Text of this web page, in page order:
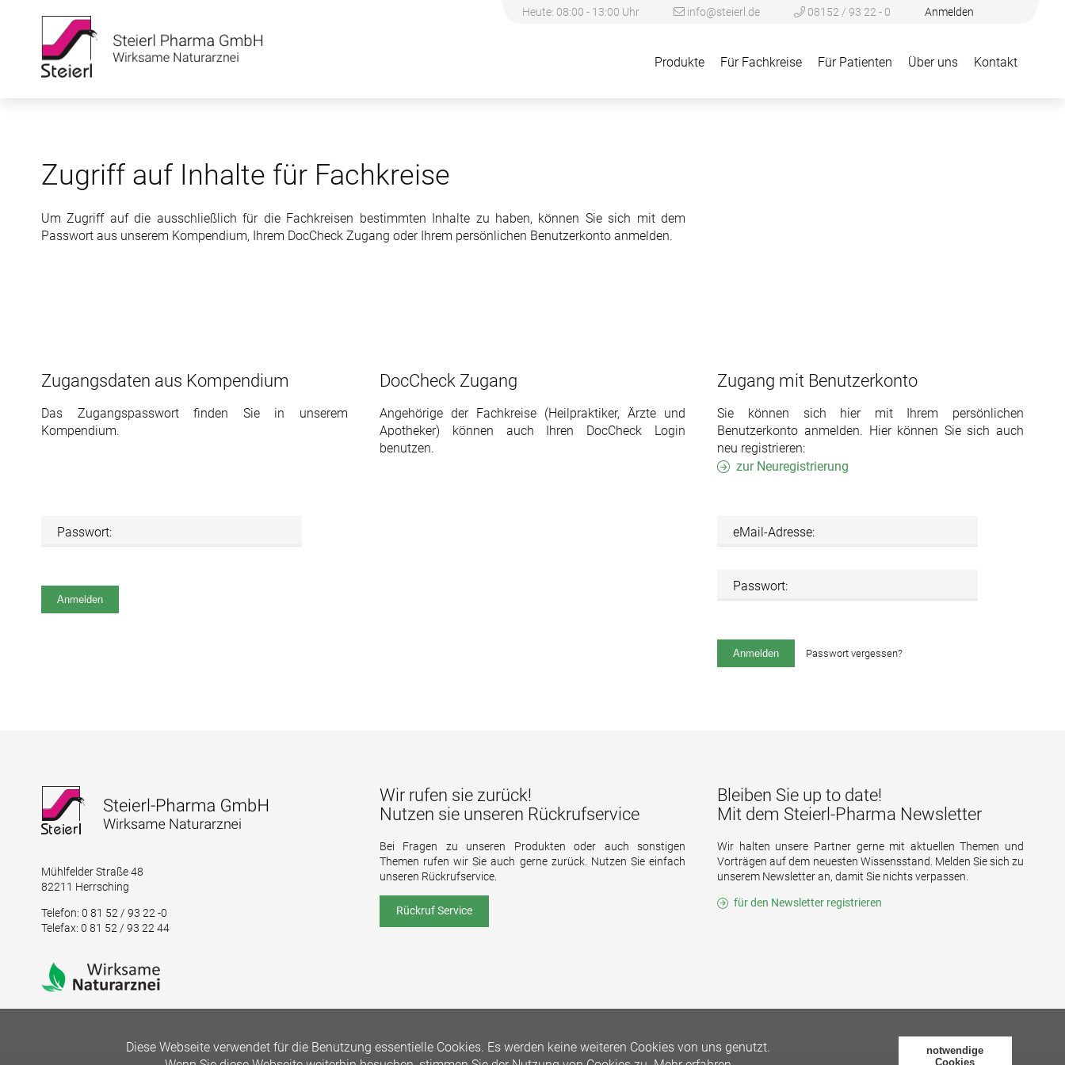
Heute: 08:00 - 13:00 Uhr info@steierl.de 08152 / 93 22 - 0 Anmelden
Produkte Für Fachkreise Für Patienten Über uns Kontakt
Zugriff auf Inhalte für Fachkreise
Um Zugriff auf die ausschließlich für die Fachkreisen bestimmten Inhalte zu haben, können Sie sich mit dem
Passwort aus unserem Kompendium, Ihrem DocCheck Zugang oder Ihrem persönlichen Benutzerkonto anmelden.
Zugangsdaten aus Kompendium
Das Zugangspasswort finden Sie in unserem
Kompendium.
Passwort:
DocCheck Zugang
Angehörige der Fachkreise (Heilpraktiker, Ärzte und
Apotheker) können auch Ihren DocCheck Login
benutzen.
Zugang mit Benutzerkonto
Sie können sich hier mit Ihrem persönlichen
Benutzerkonto anmelden. Hier können Sie sich auch
neu registrieren:
zur Neuregistrierung
eMail-Adresse:
Passwort:
Passwort vergessen?
Mühlfelder Straße 48
82211 Herrsching
Telefon: 0 81 52 / 93 22 -0
Telefax: 0 81 52 / 93 22 44
Wir rufen sie zurück!
Nutzen sie unseren Rückrufservice
Bei Fragen zu unseren Produkten oder auch sonstigen
Themen rufen wir Sie auch gerne zurück. Nutzen Sie einfach
unseren Rückrufservice.
Rückruf Service
Bleiben Sie up to date!
Mit dem Steierl-Pharma Newsletter
Wir halten unsere Partner gerne mit aktuellen Themen und
Vorträgen auf dem neuesten Wissensstand. Melden Sie sich zu
unserem Newsletter an, damit Sie nichts verpassen.
für den Newsletter registrieren
Diese Webseite verwendet für die Benutzung essentielle Cookies. Es werden keine weiteren Cookies von uns genutzt.
notwendige
Cookies